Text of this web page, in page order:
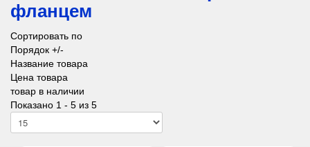
фланцем
Сортировать по
Порядок +/-
Название товара
Цена товара
товар в наличии
Показано 1 - 5 из 5